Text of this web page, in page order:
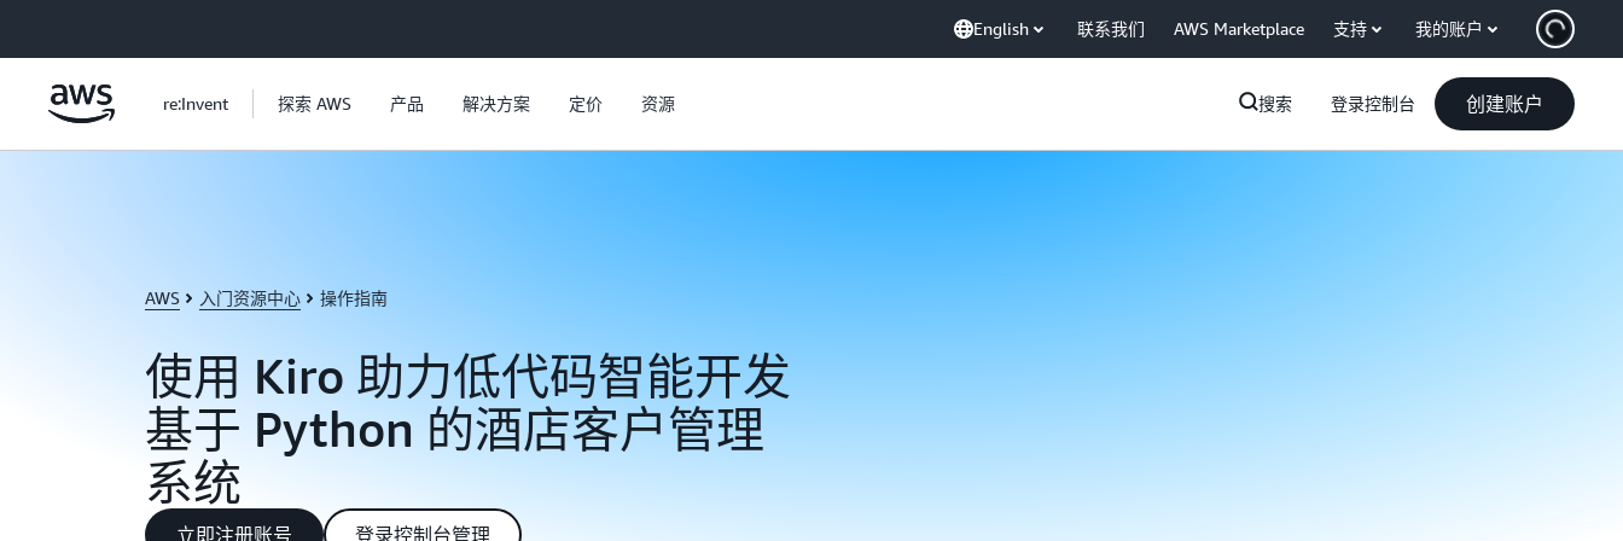
English 联系我们 AWS Marketplace 支持 我的账户
re:Invent 探索 AWS 产品 解决方案 定价 资源 搜索 登录控制台 创建账户
AWS 入门资源中心 操作指南
使用 Kiro 助力低代码智能开发
基于 Python 的酒店客户管理
系统
立即注册账号 登录控制台管理